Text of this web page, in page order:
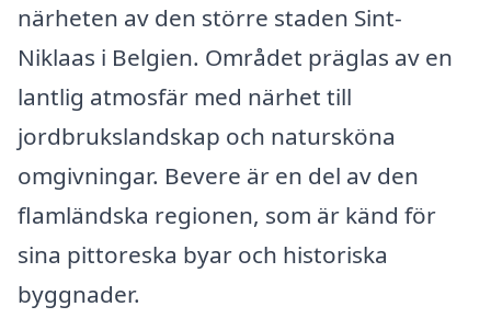
närheten av den större staden Sint-
Niklaas i Belgien. Området präglas av en
lantlig atmosfär med närhet till
jordbrukslandskap och natursköna
omgivningar. Bevere är en del av den
flamländska regionen, som är känd för
sina pittoreska byar och historiska
byggnader.